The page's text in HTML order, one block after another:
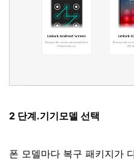
2 단계.기기모델 선택
폰 모델마다 복구 패키지가